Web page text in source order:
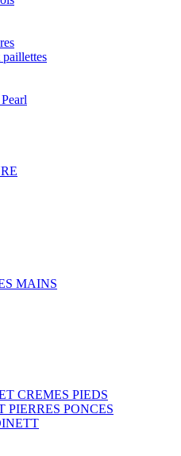
paillettes
MAINS
CREMES PIEDS
PIERRES PONCES